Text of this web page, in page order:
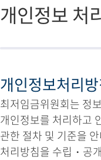
개인정보 처
개인정보처리
최저임금위원회는 정
개인정보를 처리하고
관한 절차 및 기준을
처리방침을 수립・공